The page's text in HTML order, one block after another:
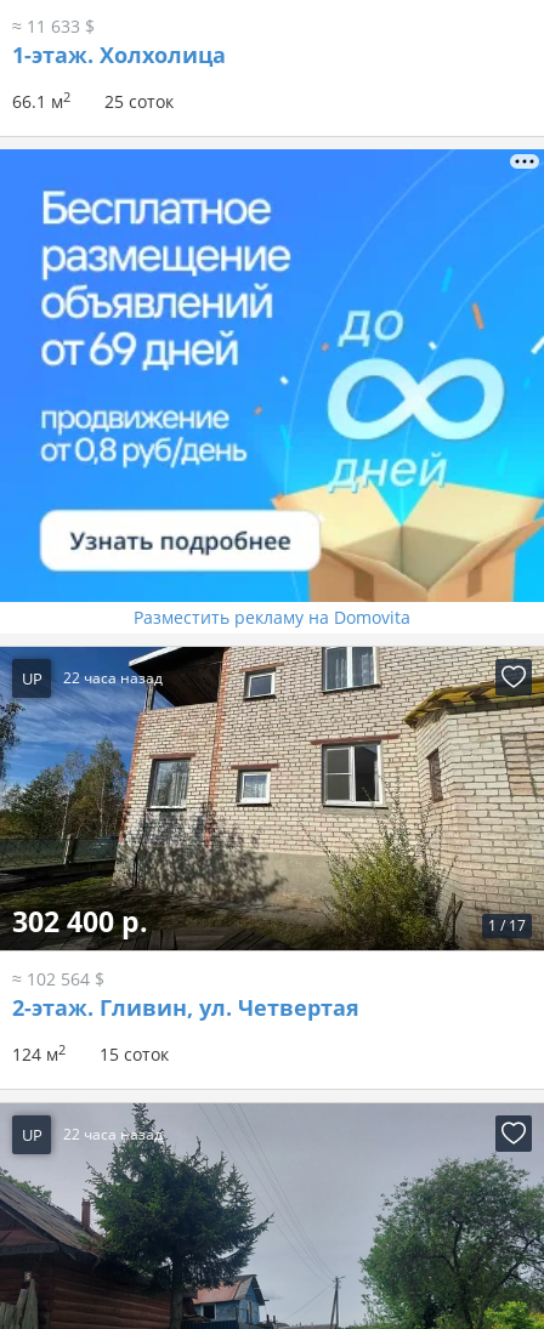
≈ 11 633 $
1-этаж. Холхолица
66.1 м2 25 соток
Разместить рекламу на Domovita
UP 22 часа назад
1 / 17
302 400 р.
≈ 102 564 $
2-этаж. Гливин, ул. Четвертая
124 м2 15 соток
UP 22 часа назад